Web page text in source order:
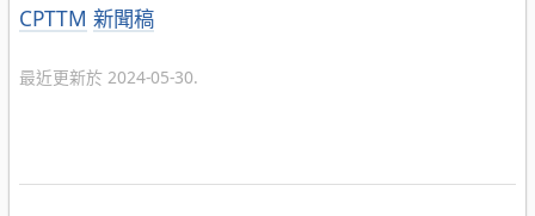
分
CPTTM 新聞稿
最近更新於 2024-05-30.